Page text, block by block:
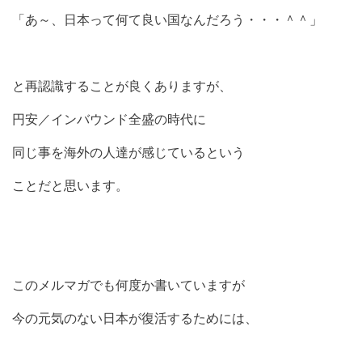
「あ～、日本って何て良い国なんだろう・・・＾＾」
と再認識することが良くありますが、
円安／インバウンド全盛の時代に
同じ事を海外の人達が感じているという
ことだと思います。
このメルマガでも何度か書いていますが
今の元気のない日本が復活するためには、